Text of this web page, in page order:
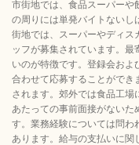
市街地では、食品スーパーや
の周りには単発バイトない
街地では、スーパーやディス
ッフが募集されています。
いのが特徴です。登録会お
合わせて応募することがで
されます。郊外では食品工
あたっての事前面接がないた
す。業務経験については問
あります。給与の支払いに関